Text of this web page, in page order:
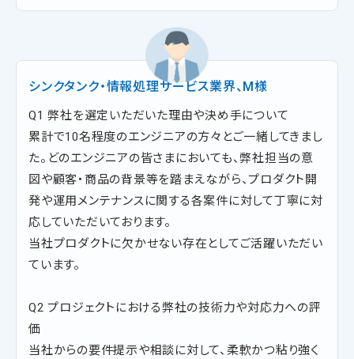
シンクタンク・情報処理サービス業界、M様
Q1 弊社を選定いただいた理由や決め手について
累計で10名程度のエンジニアの方々とご一緒してきまし
た。どのエンジニアの皆さまにおいても、弊社担当の意
図や顧客・商品の背景等を踏まえながら、プロダクト開
発や運用メンテナンスに関する各案件に対して丁寧に対
応していただいております。
当社プロダクトに欠かせない存在としてご活躍いただい
ています。
Q2 プロジェクトにおける弊社の技術力や対応力への評
価
当社からの要件提示や相談に対して、柔軟かつ粘り強く